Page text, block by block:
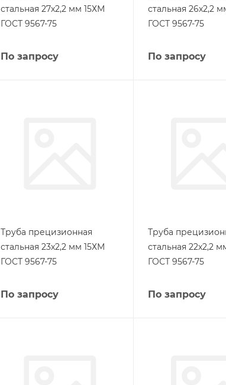
стальная 27х2,2 мм 15ХМ
ГОСТ 9567-75
По запросу
стальная 26х2,2
ГОСТ 9567-75
По запросу
Труба прецизионная
стальная 23х2,2 мм 15ХМ
ГОСТ 9567-75
По запросу
Труба
стальная 22х2,2
ГОСТ 9567-75
По запросу